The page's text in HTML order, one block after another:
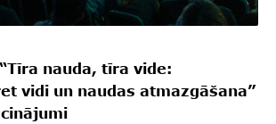
nauda, tīra vide:
vidi un naudas atmazgāšana”